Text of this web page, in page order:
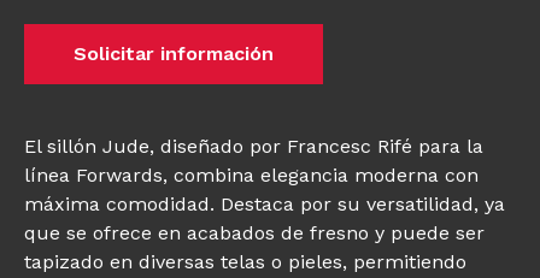
Solicitar información
El sillón Jude, diseñado por Francesc Rifé para la
línea Forwards, combina elegancia moderna con
máxima comodidad. Destaca por su versatilidad, ya
que se ofrece en acabados de fresno y puede ser
tapizado en diversas telas o pieles, permitiendo